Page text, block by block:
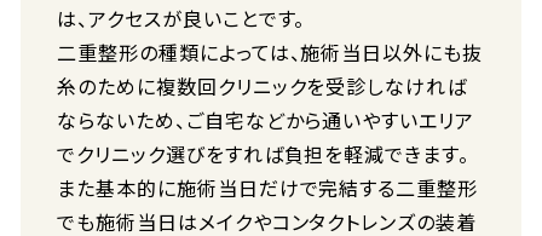
は、アクセスが良いことです。
二重整形の種類によっては、施術当日以外にも抜
糸のために複数回クリニックを受診しなければ
ならないため、ご自宅などから通いやすいエリア
でクリニック選びをすれば負担を軽減できます。
また基本的に施術当日だけで完結する二重整形
でも施術当日はメイクやコンタクトレンズの装着